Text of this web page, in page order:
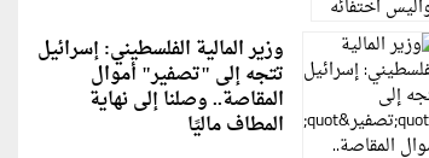
وزير المالية الفلسطيني: إسرائيل
تتجه إلى "تصفير" أموال
المقاصة.. وصلنا إلى نهاية
المطاف ماليًا